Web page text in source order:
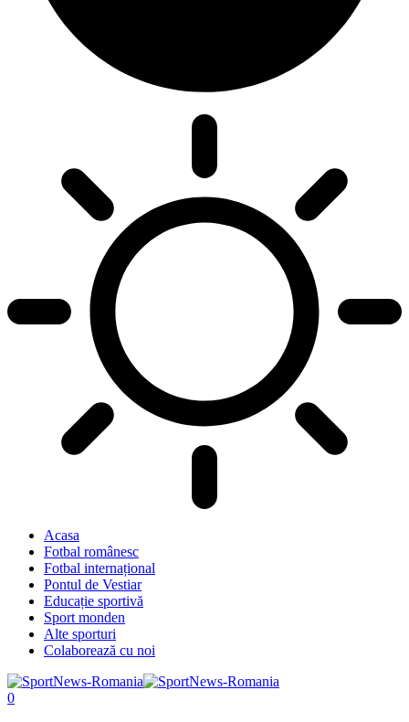
Acasa
Fotbal românesc
Fotbal internațional
Pontul de Vestiar
Educație sportivă
Sport monden
Alte sporturi
Colaborează cu noi
0